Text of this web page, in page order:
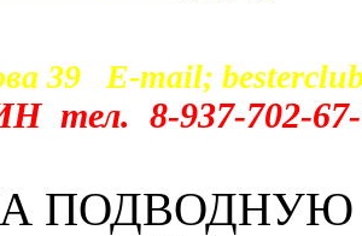
39 E-mail;
тел. 8-937-702-67-
ПОДВОДНУЮ